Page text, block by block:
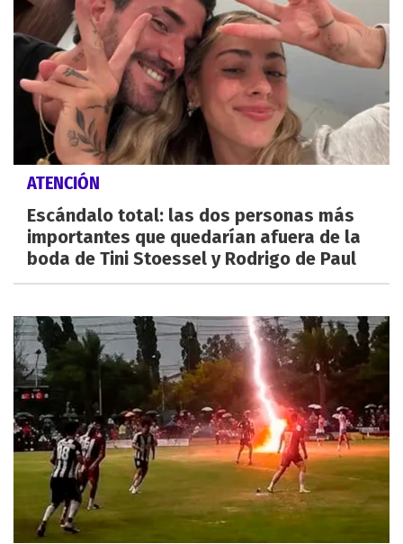
ATENCIÓN
Escándalo total: las dos personas más
importantes que quedarían afuera de la
boda de Tini Stoessel y Rodrigo de Paul